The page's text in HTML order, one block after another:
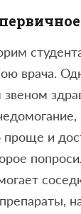
врача.
проще и